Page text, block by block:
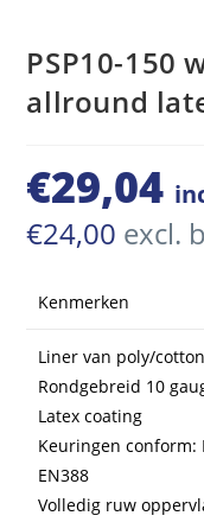
PSP10-150
allround
€29,04
€24,00 excl.
Kenmerken
Liner van poly/
Rondgebreid 10
Latex coating
Keuringen conform:
EN388
Volledig ruw